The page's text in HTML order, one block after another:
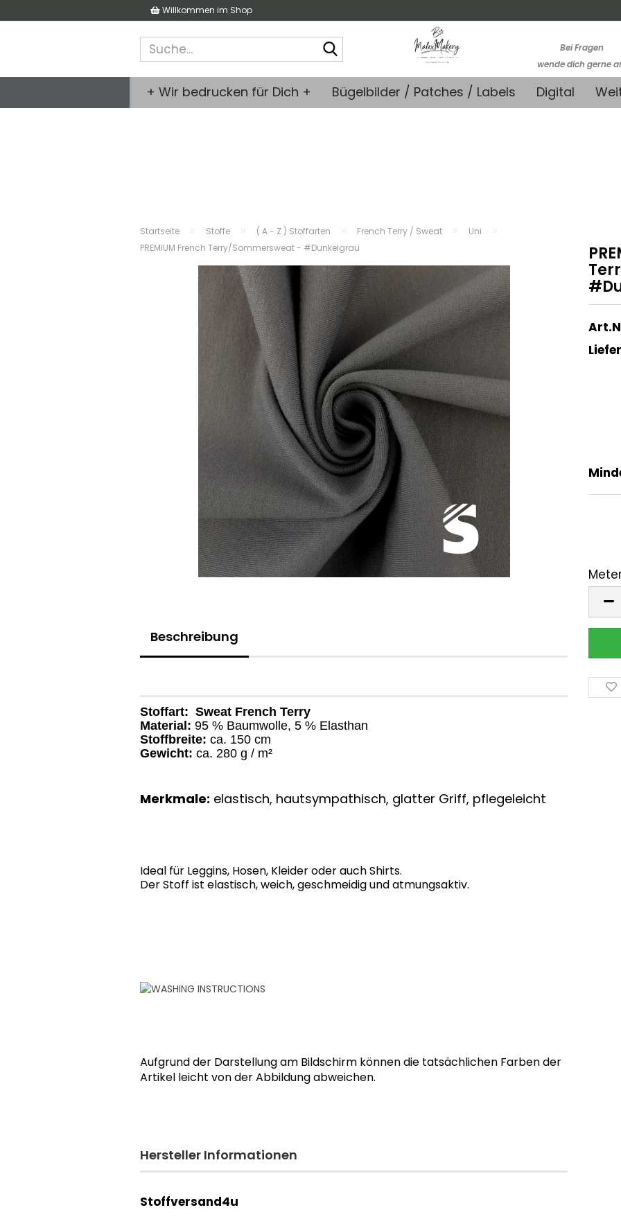
Willkommen im Shop
Bei Fragen
wende dich gerne
-Kein telefonischer
+ Wir bedrucken für Dich + Bügelbilder / Patches / Labels Digital
Startseite Stoffe ( A - Z ) Stoffarten French Terry / Sweat Uni
PREMIUM French Terry/Sommersweat - #Dunkelgrau
Meter
Beschreibung
Stoffart: Sweat French Terry
Material: 95 % Baumwolle, 5 % Elasthan
Stoffbreite: ca. 150 cm
Gewicht: ca. 280 g / m²
Merkmale: elastisch, hautsympathisch, glatter Griff, pflegeleicht
Ideal für Leggins, Hosen, Kleider oder auch Shirts.
Der Stoff ist elastisch, weich, geschmeidig und atmungsaktiv.
Aufgrund der Darstellung am Bildschirm können die tatsächlichen Farben der
Artikel leicht von der Abbildung abweichen.
Hersteller Informationen
Stoffversand4u